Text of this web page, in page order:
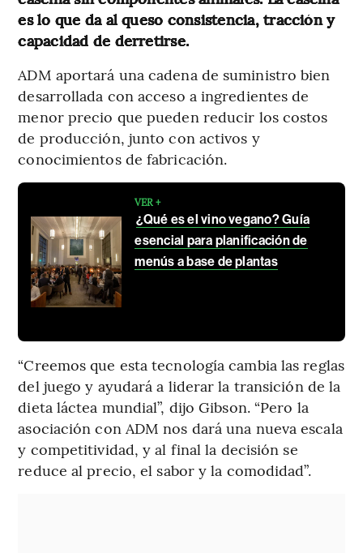
es lo que da al queso consistencia, tracción y
capacidad de derretirse.
ADM aportará una cadena de suministro bien
desarrollada con acceso a ingredientes de
menor precio que pueden reducir los costos
de producción, junto con activos y
conocimientos de fabricación.
VER +
¿Qué es el vino vegano? Guía
esencial para planificación de
menús a base de plantas
“Creemos que esta tecnología cambia las reglas
del juego y ayudará a liderar la transición de la
dieta láctea mundial”, dijo Gibson. “Pero la
asociación con ADM nos dará una nueva escala
y competitividad, y al final la decisión se
reduce al precio, el sabor y la comodidad”.